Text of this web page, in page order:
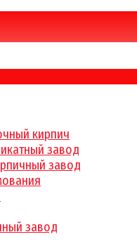
кирпич
завод
завод
завод